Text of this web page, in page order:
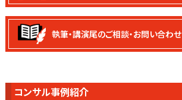
執筆・講演尾のご相談・お問い合わせ
コンサル事例紹介